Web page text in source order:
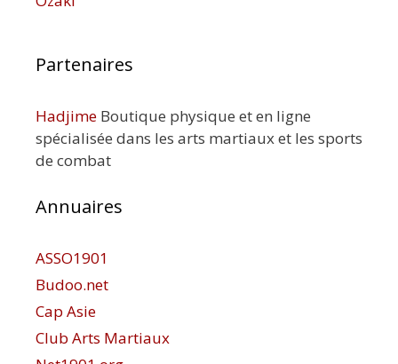
Partenaires
Hadjime Boutique physique et en ligne
spécialisée dans les arts martiaux et les sports
de combat
Annuaires
ASSO1901
Budoo.net
Cap Asie
Club Arts Martiaux